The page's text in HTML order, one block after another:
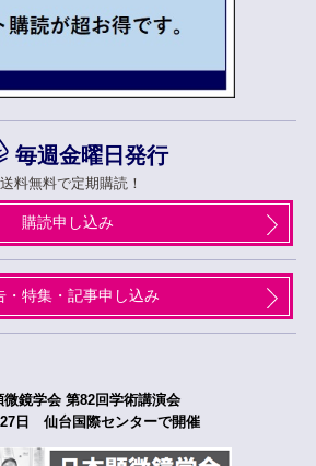
毎週金曜日発行
送料無料で定期購読！
購読申し込み
・特集・記事申し込み
微鏡学会 第82回学術講演会
27日 仙台国際センターで開催